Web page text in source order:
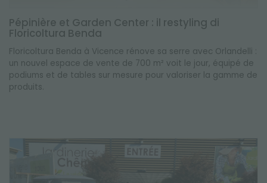
Pépinière et Garden Center : il restyling di
Floricoltura Benda
Floricoltura Benda à Vicence rénove sa serre avec Orlandelli :
un nouvel espace de vente de 700 m² voit le jour, équipé de
podiums et de tables sur mesure pour valoriser la gamme de
produits.